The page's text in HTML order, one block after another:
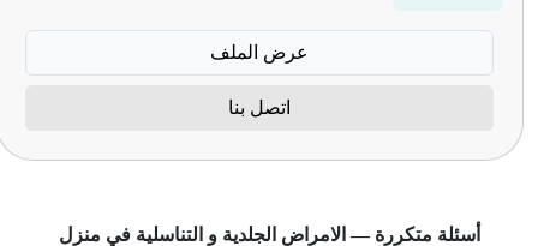
عرض الملف
اتصل بنا
أسئلة متكررة — الامراض الجلدية و التناسلية في منزل